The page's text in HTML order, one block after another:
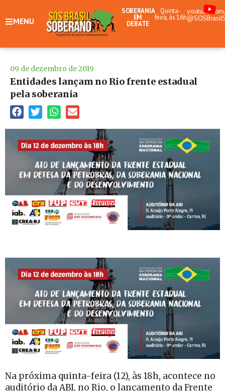
MENU
SOBERANIA
EM
DEBATE
Quinta-
feira, às 16h
09 de dezembro de 2019
Entidades lançam no Rio frente estadual
pela soberania
Na próxima quinta-feira (12), às 18h, acontece no
auditório da ABI, no Rio, o lançamento da Frente